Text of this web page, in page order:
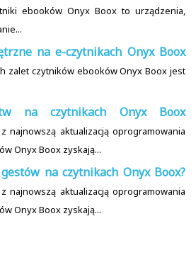
ebooków Onyx Boox to urządzenia,
na e-czytnikach Onyx Boox
zalet czytników ebooków Onyx Boox jest
na czytnikach Onyx Boox
najnowszą aktualizacją oprogramowania
Onyx Boox zyskają...
na czytnikach Onyx Boox?
najnowszą aktualizacją oprogramowania
Onyx Boox zyskają...